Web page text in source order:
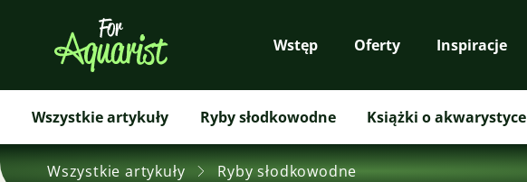
Wstęp Oferty Inspiracje
Wszystkie artykuły Ryby słodkowodne Książki o akwarystyce
Wszystkie artykuły Ryby słodkowodne